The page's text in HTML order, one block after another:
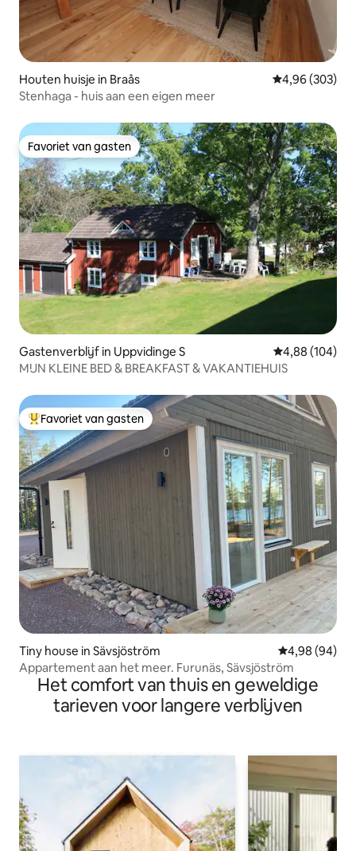
Houten huisje in Braås Gemiddelde
4,96 (303)
Stenhaga - huis aan een eigen meer
Favoriet van gasten
Favoriet van gasten
Gastenverblijf in Uppvidinge S Gemiddelde
4,88 (104)
MIJN KLEINE BED & BREAKFAST & VAKANTIEHUIS
Topfavoriet van gasten
Favoriet van gasten
Tiny house in Sävsjöström Gemiddelde
4,98 (94)
Appartement aan het meer. Furunäs, Sävsjöström
Het comfort van thuis en geweldige
tarieven voor langere verblijven